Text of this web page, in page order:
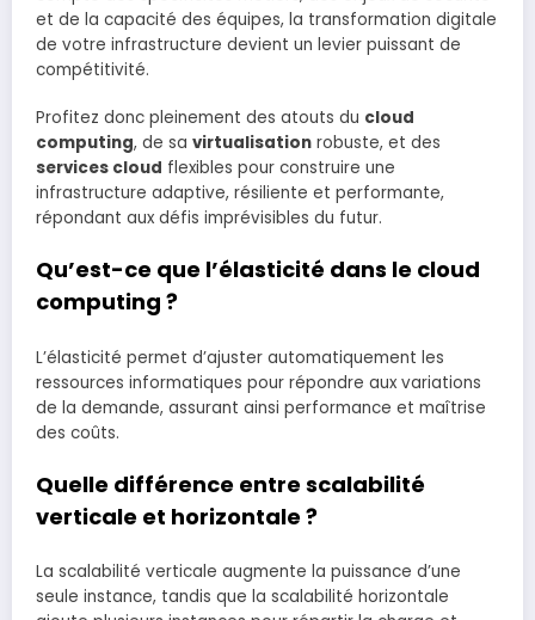
et de la capacité des équipes, la transformation digitale
de votre infrastructure devient un levier puissant de
compétitivité.
Profitez donc pleinement des atouts du cloud
computing, de sa virtualisation robuste, et des
services cloud flexibles pour construire une
infrastructure adaptive, résiliente et performante,
répondant aux défis imprévisibles du futur.
Qu’est-ce que l’élasticité dans le cloud
computing ?
L’élasticité permet d’ajuster automatiquement les
ressources informatiques pour répondre aux variations
de la demande, assurant ainsi performance et maîtrise
des coûts.
Quelle différence entre scalabilité
verticale et horizontale ?
La scalabilité verticale augmente la puissance d’une
seule instance, tandis que la scalabilité horizontale